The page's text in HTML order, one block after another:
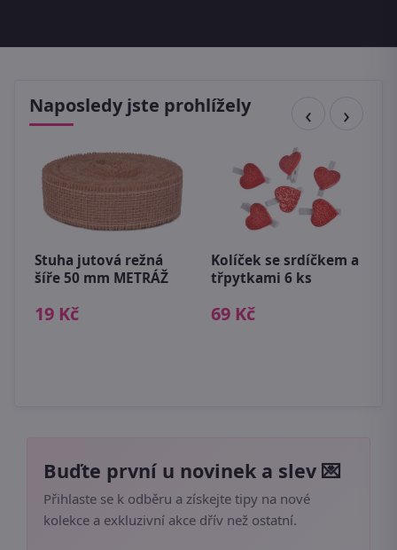
Naposledy jste prohlížely
Stuha jutová režná
šíře 50 mm METRÁŽ
19 Kč
Kolíček se srdíčkem a
třpytkami 6 ks
69 Kč
Buďte první u novinek a slev 💌
Přihlaste se k odběru a získejte tipy na nové
kolekce a exkluzivní akce dřív než ostatní.